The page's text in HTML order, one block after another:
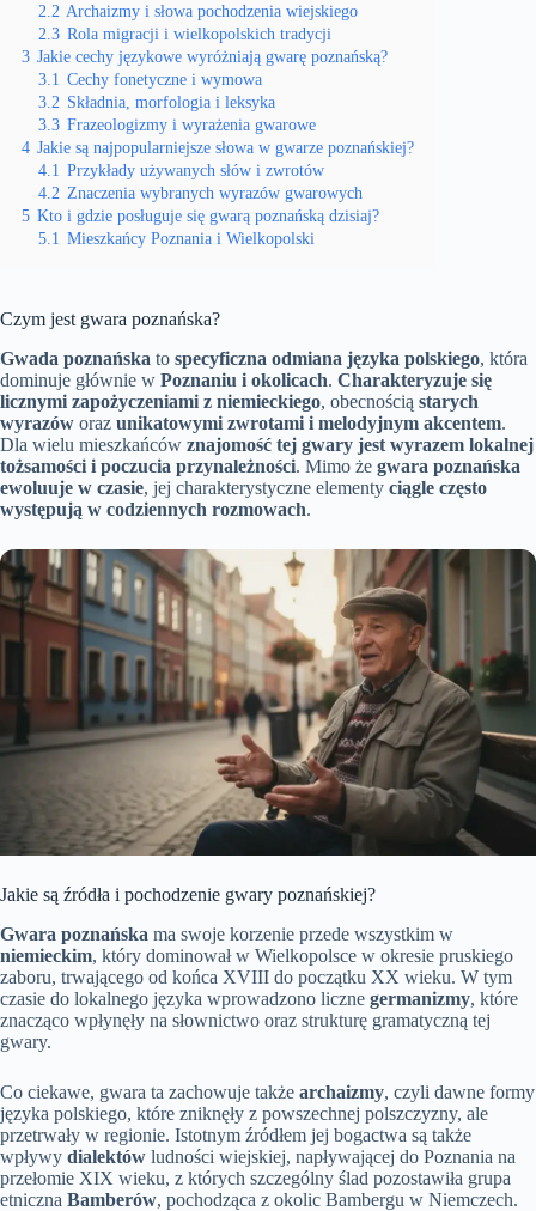
2.2 Archaizmy i słowa pochodzenia wiejskiego
2.3 Rola migracji i wielkopolskich tradycji
3 Jakie cechy językowe wyróżniają gwarę poznańską?
3.1 Cechy fonetyczne i wymowa
3.2 Składnia, morfologia i leksyka
3.3 Frazeologizmy i wyrażenia gwarowe
4 Jakie są najpopularniejsze słowa w gwarze poznańskiej?
4.1 Przykłady używanych słów i zwrotów
4.2 Znaczenia wybranych wyrazów gwarowych
5 Kto i gdzie posługuje się gwarą poznańską dzisiaj?
5.1 Mieszkańcy Poznania i Wielkopolski
Czym jest gwara poznańska?
Gwada poznańska to specyficzna odmiana języka polskiego, która
dominuje głównie w Poznaniu i okolicach. Charakteryzuje się
licznymi zapożyczeniami z niemieckiego, obecnością starych
wyrazów oraz unikatowymi zwrotami i melodyjnym akcentem.
Dla wielu mieszkańców znajomość tej gwary jest wyrazem lokalnej
tożsamości i poczucia przynależności. Mimo że gwara poznańska
ewoluuje w czasie, jej charakterystyczne elementy ciągle często
występują w codziennych rozmowach.
Jakie są źródła i pochodzenie gwary poznańskiej?
Gwara poznańska ma swoje korzenie przede wszystkim w
niemieckim, który dominował w Wielkopolsce w okresie pruskiego
zaboru, trwającego od końca XVIII do początku XX wieku. W tym
czasie do lokalnego języka wprowadzono liczne germanizmy, które
znacząco wpłynęły na słownictwo oraz strukturę gramatyczną tej
gwary.
Co ciekawe, gwara ta zachowuje także archaizmy, czyli dawne formy
języka polskiego, które zniknęły z powszechnej polszczyzny, ale
przetrwały w regionie. Istotnym źródłem jej bogactwa są także
wpływy dialektów ludności wiejskiej, napływającej do Poznania na
przełomie XIX wieku, z których szczególny ślad pozostawiła grupa
etniczna Bamberów, pochodząca z okolic Bambergu w Niemczech.